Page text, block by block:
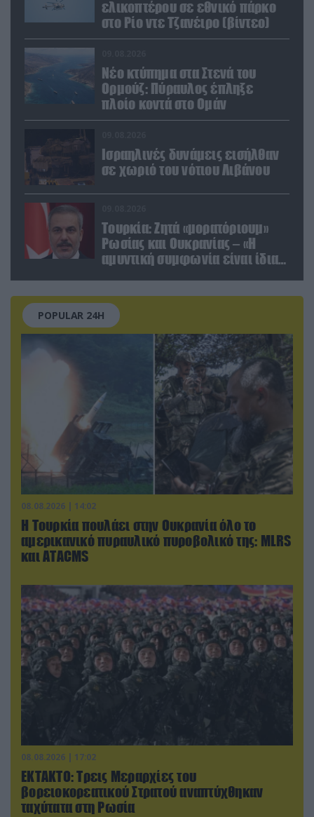
ελικοπτέρου σε εθνικό πάρκο
στο Ρίο ντε Τζανέιρο (βίντεο)
Νέο κτύπημα στα Στενά του
Ορμούζ: Πύραυλος έπληξε
πλοίο κοντά στο Ομάν
Ισραηλινές δυνάμεις εισήλθαν
σε χωριό του νότιου Λιβάνου
Τουρκία: Ζητά «μορατόριουμ»
Ρωσίας και Ουκρανίας – «Η
αμυντική συμφωνία είναι ίδια
POPULAR 24H
08.08.2026 | 14:02
Η Τουρκία πουλάει στην Ουκρανία όλο το
αμερικανικό πυραυλικό πυροβολικό της: MLRS
και ΑΤΑCMS
08.08.2026 | 17:02
ΕΚΤΑΚΤΟ: Τρεις Μεραρχίες του
βορειοκορεατικού Στρατού αναπτύχθηκαν
ταχύτατα στη Ρωσία